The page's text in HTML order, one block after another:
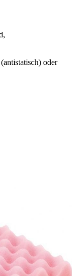
oder